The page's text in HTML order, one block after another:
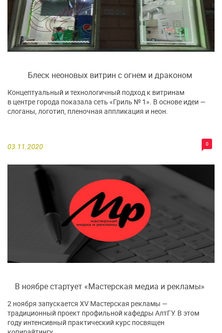
Блеск неоновых витрин с огнем и драконом
03.11.2020 0
Концептуальный и технологичный подход к витринам
в центре города показала сеть «Гриль № 1». В основе идеи —
слоганы, логотип, пленочная аппликация и неон.
В ноябре стартует «Мастерская медиа и рекламы»
2 ноября запускается XV Мастерская рекламы —
традиционный проект профильной кафедры АлтГУ. В этом
году интенсивный практический курс посвящен